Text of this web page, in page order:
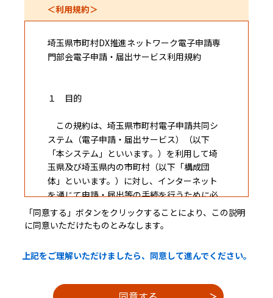
＜利用規約＞
埼玉県市町村DX推進ネットワーク電子申請専
門部会電子申請・届出サービス利用規約
１ 目的
この規約は、埼玉県市町村電子申請共同シ
ステム（電子申請・届出サービス）（以下
「本システム」といいます。）を利用して埼
玉県及び埼玉県内の市町村（以下「構成団
体」といいます。）に対し、インターネット
を通じて申請・届出等の手続を行うために必
要な事項を定めるものです。
２ 利用規約の同意
行うためには、この規約に同意することが必
「同意する」ボタンをクリックすることにより、この説明
に同意いただけたものとみなします。
上記をご理解いただけましたら、同意して進んでください。